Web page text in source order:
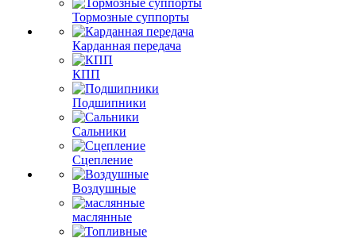
Тормозные суппорты
Карданная передача
КПП
Подшипники
Сальники
Сцепление
Воздушные
маслянные